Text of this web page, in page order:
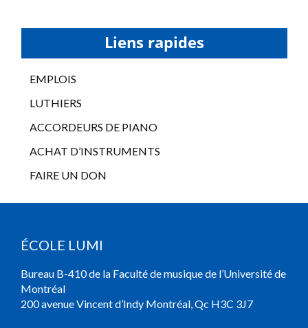
Liens rapides
EMPLOIS
LUTHIERS
ACCORDEURS DE PIANO
ACHAT D’INSTRUMENTS
FAIRE UN DON
ÉCOLE LUMI
Bureau B-410 de la Faculté de musique de l’Université de
Montréal
200 avenue Vincent d’Indy Montréal, Qc H3C 3J7